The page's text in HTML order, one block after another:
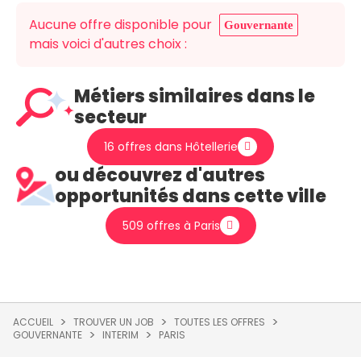
Aucune offre disponible pour Gouvernante
mais voici d'autres choix :
Métiers similaires dans le
secteur
16 offres dans Hôtellerie
ou découvrez d'autres
opportunités dans cette ville
509 offres à Paris
ACCUEIL TROUVER UN JOB
TOUTES LES OFFRES
GOUVERNANTE
INTERIM PARIS